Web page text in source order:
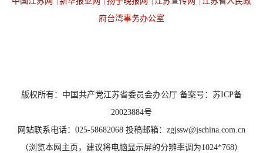
府台湾事务办公室
版权所有：中国共产党江苏省委员会办公厅 备案号：苏ICP备
20023884号
网站联系电话：025-58682068 投稿邮箱：zgjssw@jschina.com.cn
（浏览本网主页，建议将电脑显示屏的分辨率调为1024*768）